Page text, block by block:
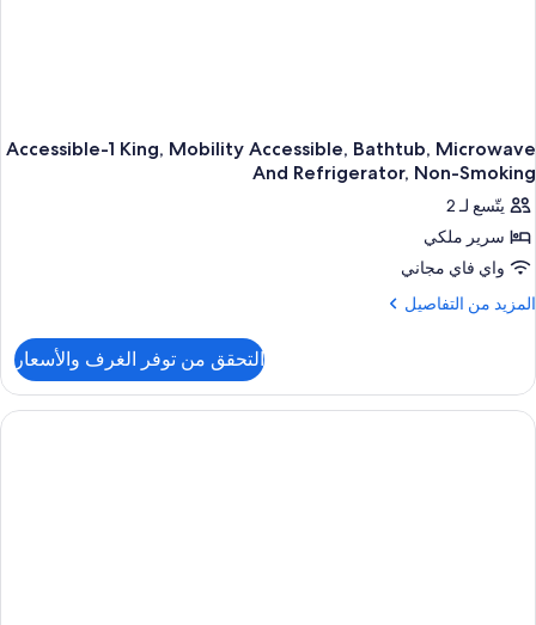
Accessible-1 King, Mobility Accessible, Bathtub, Microwave
And Refrigerator, Non-Smoking
يتّسع لـ 2
سرير ملكي
واي فاي مجاني
المزيد من التفاصيل
المزيد
Accessible-
King,
التحقق من توفر الغرف والأسعار